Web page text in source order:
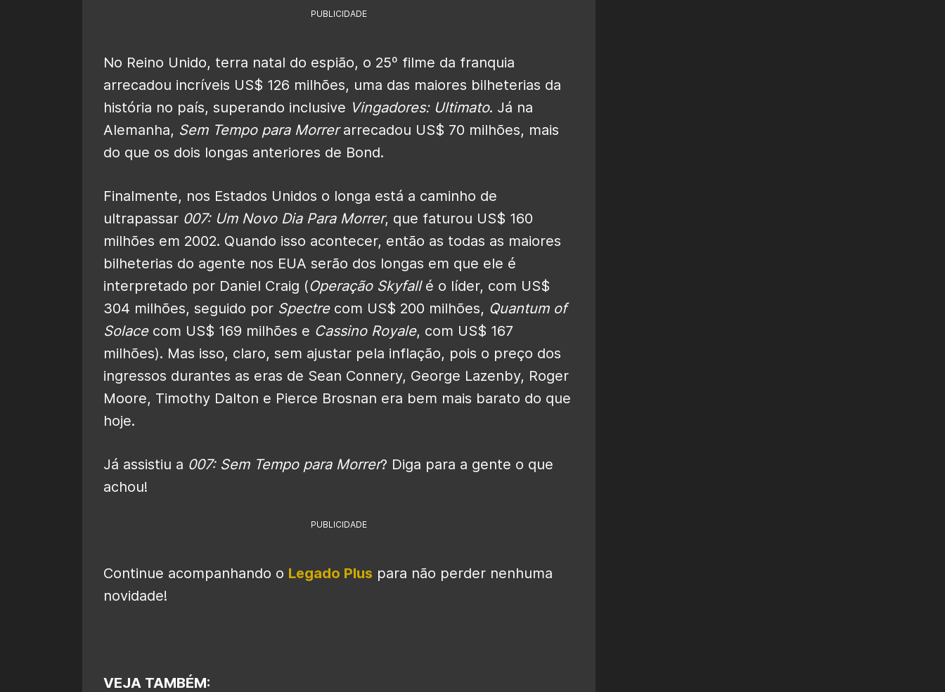
PUBLICIDADE
No Reino Unido, terra natal do espião, o 25º filme da franquia
arrecadou incríveis US$ 126 milhões, uma das maiores bilheterias da
história no país, superando inclusive Vingadores: Ultimato. Já na
Alemanha, Sem Tempo para Morrerarrecadou US$ 70 milhões, mais
do que os dois longas anteriores de Bond.
Finalmente, nos Estados Unidos o longa está a caminho de
ultrapassar 007: Um Novo Dia Para Morrer, que faturou US$ 160
milhões em 2002. Quando isso acontecer, então as todas as maiores
bilheterias do agente nos EUA serão dos longas em que ele é
interpretado por Daniel Craig (Operação Skyfallé o líder, com US$
304 milhões, seguido por Spectrecom US$ 200 milhões, Quantum of
Solacecom US$ 169 milhões e Cassino Royale, com US$ 167
milhões). Mas isso, claro, sem ajustar pela inflação, pois o preço dos
ingressos durantes as eras de Sean Connery, George Lazenby, Roger
Moore, Timothy Dalton e Pierce Brosnan era bem mais barato do que
hoje.
Já assistiu a 007: Sem Tempo para Morrer? Diga para a gente o que
achou!
PUBLICIDADE
Continue acompanhando o Legado Plus para não perder nenhuma
novidade!
VEJA TAMBÉM: